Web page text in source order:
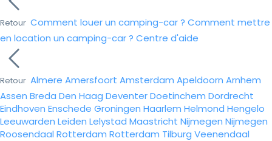
Retour Comment louer un camping-car ? Comment mettre
en location un camping-car ? Centre d'aide
Retour Almere Amersfoort Amsterdam Apeldoorn Arnhem
Assen Breda Den Haag DeventerDoetinchem Dordrecht
Eindhoven Enschede Groningen Haarlem Helmond Hengelo
Leeuwarden Leiden Lelystad Maastricht Nijmegen Nijmegen
Roosendaal Rotterdam Rotterdam Tilburg Veenendaal